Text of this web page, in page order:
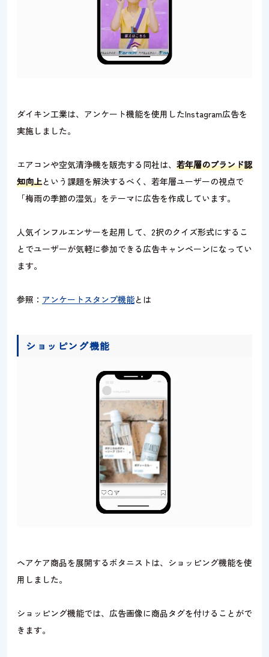
ダイキン工業は、アンケート機能を使用したInstagram広告を
実施しました。
エアコンや空気清浄機を販売する同社は、 若年層のブランド認
知向上という課題を解決するべく、若年層ユーザーの視点で
「梅雨の季節の湿気」をテーマに広告を作成しています。
人気インフルエンサーを起用して、2択のクイズ形式にするこ
とでユーザーが気軽に参加できる広告キャンペーンになってい
ます。
参照： アンケートスタンプ機能とは
ショッピング機能
ヘアケア商品を展開するボタニストは、ショッピング機能を使
用しました。
ショッピング機能では、広告画像に商品タグを付けることがで
きます。